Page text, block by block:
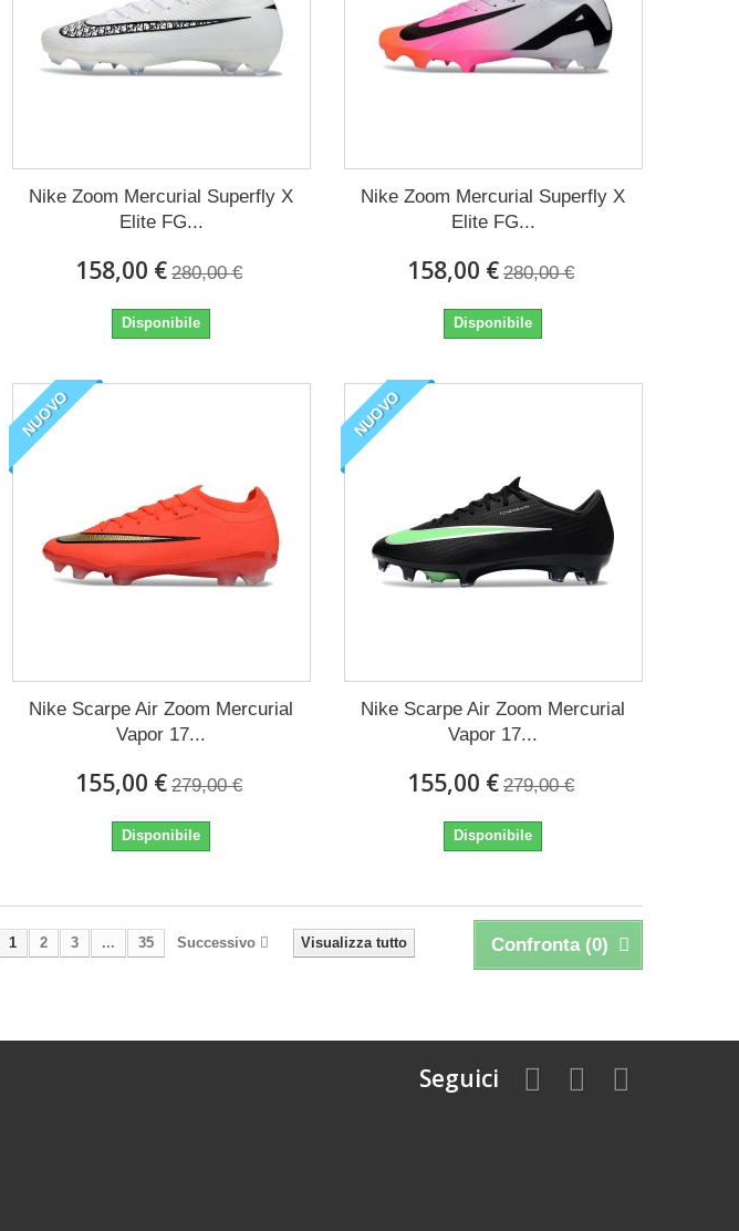
Nike Zoom Mercurial Superfly X
Elite FG...
158,00 € 280,00 €
Disponibile
Nike Zoom Mercurial Superfly X
Elite FG...
158,00 € 280,00 €
Disponibile
NUOVO
Nike Scarpe Air Zoom Mercurial
Vapor 17...
155,00 € 279,00 €
Disponibile
NUOVO
Nike Scarpe Air Zoom Mercurial
Vapor 17...
155,00 € 279,00 €
Disponibile
Confronta (0)
Visualizza tutto
1 2 3 ... 35 Successivo
Seguici